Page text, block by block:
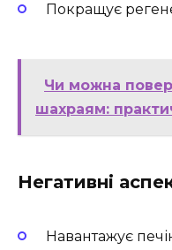
Покращує
Чи можна
шахраям:
Негативні
Навантажує